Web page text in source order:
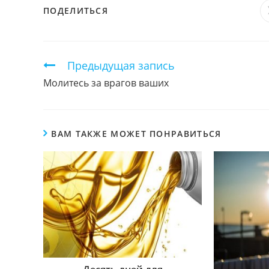
ПОДЕЛИТЬСЯ
Продолжить
чтение
Предыдущая запись
Молитесь за врагов ваших
ВАМ ТАКЖЕ МОЖЕТ ПОНРАВИТЬСЯ